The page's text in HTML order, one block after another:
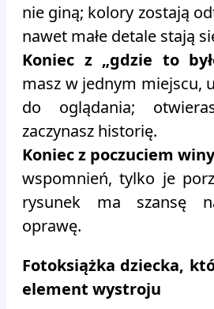
nie giną; kolory zostają
nawet małe detale stają
Koniec z „gdzie to
masz w jednym miejscu,
do oglądania;
zaczynasz historię.
Koniec z poczuciem winy
wspomnień, tylko je
rysunek ma szansę
oprawę.
Fotoksiążka dziecka,
element wystroju